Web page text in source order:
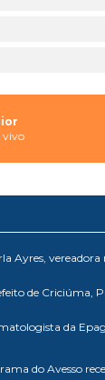
vivo
Ayres,
de Criciúma,
da
do Avesso